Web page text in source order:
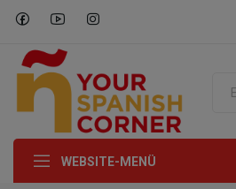
WEBSITE-MENÜ